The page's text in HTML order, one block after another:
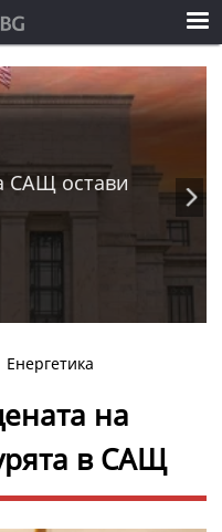
САЩ остави
Енергетика
на
в САЩ